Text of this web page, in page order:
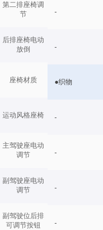
第二排座椅调
节
后排座椅电动
放倒
座椅材质
运动风格座椅
主驾驶座电动
调节
副驾驶座电动
调节
副驾驶位后排
可调节按钮
-
-
●织物
-
-
-
-